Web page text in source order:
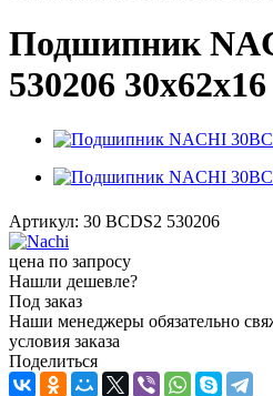
Подшипник
530206
Артикул: 30 BCDS2 530206
цена по запросу
Нашли дешевле?
Под заказ
Наши менеджеры обязательно
условия заказа
Поделиться